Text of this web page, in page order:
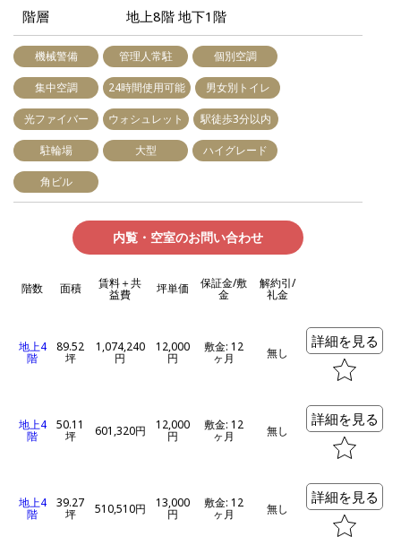
階層 地上8階 地下1階
機械警備 管理人常駐 個別空調
集中空調 24時間使用可能 男女別トイレ
光ファイバー ウォシュレット 駅徒歩3分以内
駐輪場 大型 ハイグレード
角ビル
内覧・空室のお問い合わせ
階数 面積 賃料＋共
益費 坪単価 保証金/敷
金
解約引/
礼金
地上4
階
89.52
坪
1,074,240
円
12,000
円
敷金: 12
ヶ月 無し
詳細を見る
地上4
階
50.11
坪 601,320円 12,000
円
敷金: 12
ヶ月 無し
詳細を見る
地上4
階
39.27
坪 510,510円 13,000
円
敷金: 12
ヶ月 無し
詳細を見る